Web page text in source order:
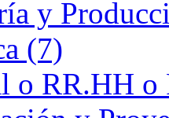
y
(7)
o RR.HH